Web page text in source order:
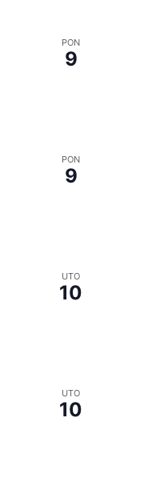
refresh
PON
9
PON
9
UTO
10
UTO
10